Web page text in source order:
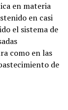
en materia
en casi
el sistema de
como en las
de